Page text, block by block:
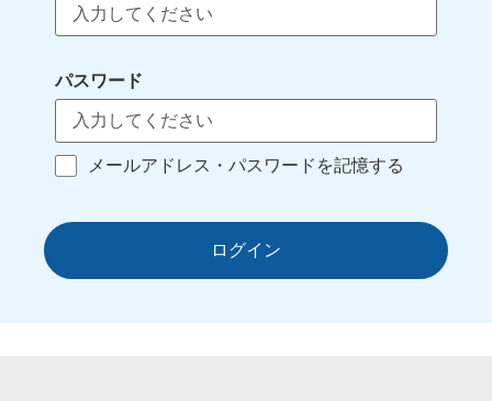
パスワード
メールアドレス・パスワードを記憶する
ログイン